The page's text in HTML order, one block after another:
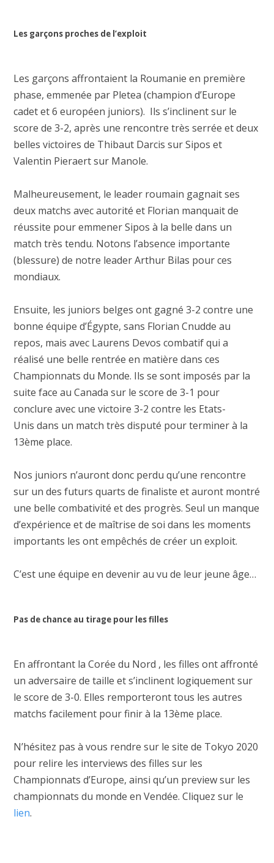
Les garçons proches de l’exploit
Les garçons affrontaient la Roumanie en première
phase, emmenée par Pletea (champion d’Europe
cadet et 6 européen juniors). Ils s’inclinent sur le
score de 3-2, après une rencontre très serrée et deux
belles victoires de Thibaut Darcis sur Sipos et
Valentin Pieraert sur Manole.
Malheureusement, le leader roumain gagnait ses
deux matchs avec autorité et Florian manquait de
réussite pour emmener Sipos à la belle dans un
match très tendu. Notons l’absence importante
(blessure) de notre leader Arthur Bilas pour ces
mondiaux.
Ensuite, les juniors belges ont gagné 3-2 contre une
bonne équipe d’Égypte, sans Florian Cnudde au
repos, mais avec Laurens Devos combatif qui a
réalisé une belle rentrée en matière dans ces
Championnats du Monde. Ils se sont imposés par la
suite face au Canada sur le score de 3-1 pour
conclure avec une victoire 3-2 contre les Etats-
Unis dans un match très disputé pour terminer à la
13ème place.
Nos juniors n’auront donc perdu qu’une rencontre
sur un des futurs quarts de finaliste et auront montré
une belle combativité et des progrès. Seul un manque
d’expérience et de maîtrise de soi dans les moments
importants les ont empêchés de créer un exploit.
C’est une équipe en devenir au vu de leur jeune âge…
Pas de chance au tirage pour les filles
En affrontant la Corée du Nord , les filles ont affronté
un adversaire de taille et s’inclinent logiquement sur
le score de 3-0. Elles remporteront tous les autres
matchs facilement pour finir à la 13ème place.
N’hésitez pas à vous rendre sur le site de Tokyo 2020
pour relire les interviews des filles sur les
Championnats d’Europe, ainsi qu’un preview sur les
championnats du monde en Vendée. Cliquez sur le
lien.